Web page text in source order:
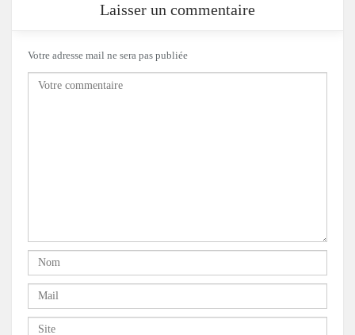
Laisser un commentaire
Votre adresse mail ne sera pas publiée